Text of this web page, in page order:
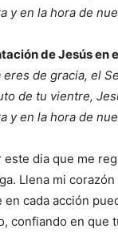
y en la hora de
de Jesús en
eres de gracia, el
de tu vientre,
y en la hora de
este dia que me
Llena mi
cada acción
confiando en que